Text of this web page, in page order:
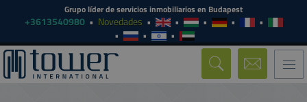
Grupo líder de servicios inmobiliarios en Budapest
+3613540980 Novedades